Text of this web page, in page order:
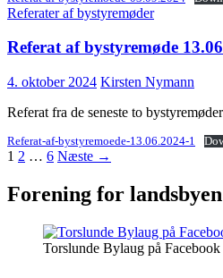
Referater af bystyremøder
Referat af bystyremøde
4. oktober 2024 Kirsten Nymann
Referat fra de seneste to
Referat-af-bystyremoede-13.06.2024-1
Indlægsnavigation
1 2 … 6 Næste →
Forening for
Torslunde Bylaug på Facebook